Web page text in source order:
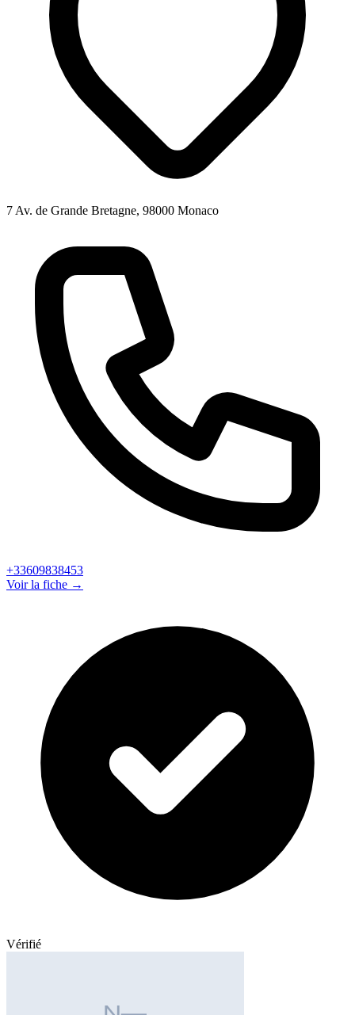
7 Av. de Grande Bretagne, 98000 Monaco
+33609838453
Voir la fiche →
Vérifié